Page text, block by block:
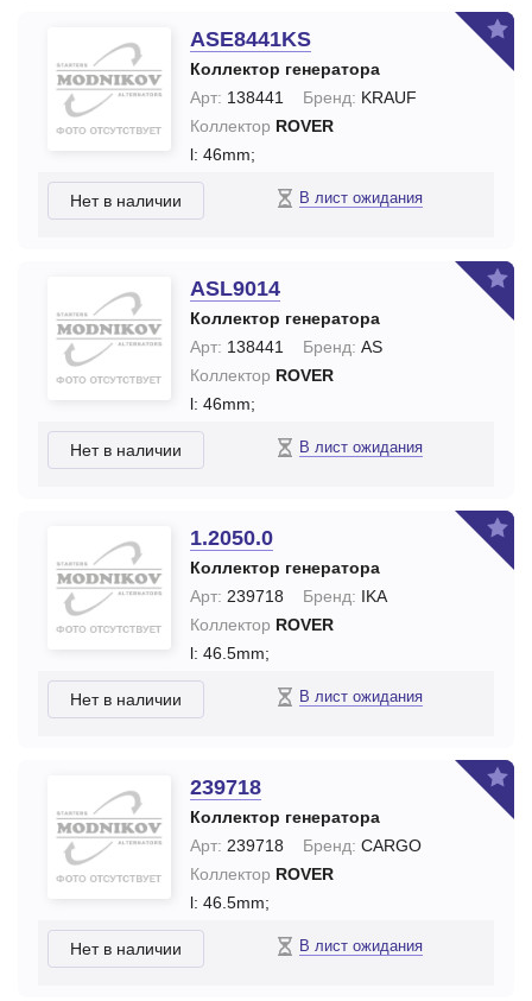
ASE8441KS
Коллектор генератора
Арт: 138441 Бренд: KRAUF
Коллектор ROVER
l: 46mm;
Нет в наличии В лист ожидания
ASL9014
Коллектор генератора
Арт: 138441 Бренд: AS
Коллектор ROVER
l: 46mm;
Нет в наличии В лист ожидания
1.2050.0
Коллектор генератора
Арт: 239718 Бренд: IKA
Коллектор ROVER
l: 46.5mm;
Нет в наличии В лист ожидания
239718
Коллектор генератора
Арт: 239718 Бренд: CARGO
Коллектор ROVER
l: 46.5mm;
Нет в наличии В лист ожидания